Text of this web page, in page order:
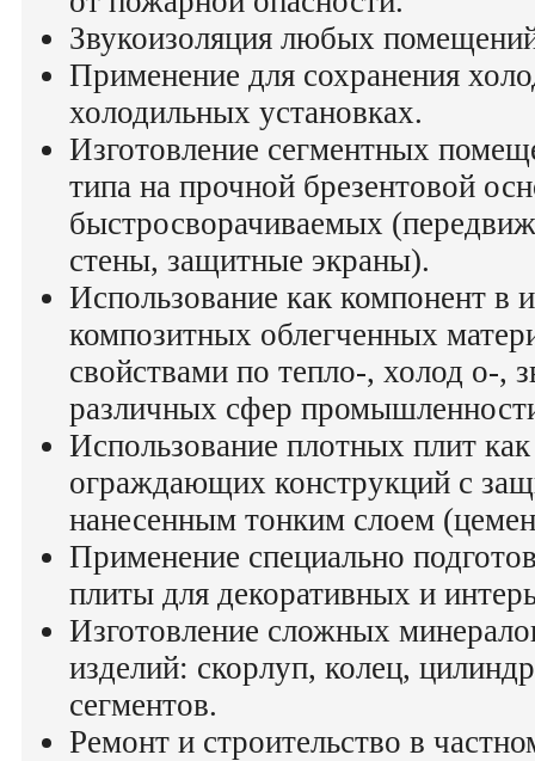
Звукоизоляция любых
Применение для сохранения
холодильных установках.
Изготовление сегментных
типа на прочной брезентовой
быстросворачиваемых
стены, защитные экраны).
Использование как компонент в
композитных облегченных
свойствами по тепло-, холод о-,
различных сфер
Использование плотных плит
ограждающих конструкций с
нанесенным тонким слоем
Применение специально
плиты для декоративных и
Изготовление сложных
изделий: скорлуп, колец,
сегментов.
Ремонт и строительство в